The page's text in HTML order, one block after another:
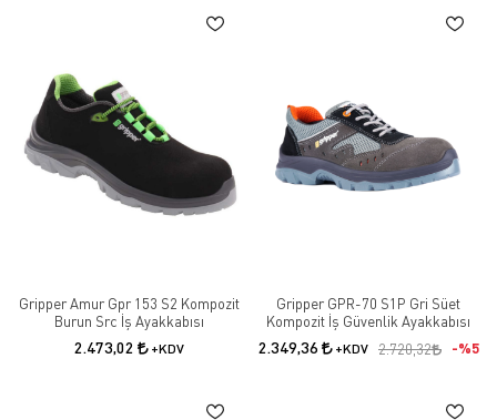
Gripper Amur Gpr 153 S2 Kompozit
Burun Src İş Ayakkabısı
2.473,02 +KDV
Gripper GPR-70 S1P Gri Süet
Kompozit İş Güvenlik Ayakkabısı
2.349,36 +KDV 2.720,32 %5